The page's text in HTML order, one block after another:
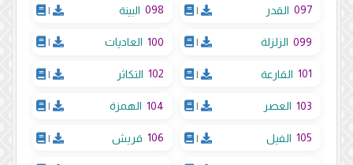
097 القدر |
098 البينة |
099 الزلزلة |
100 العاديات |
101 القارعة |
102 التكاثر |
103 العصر |
104 الهمزة |
105 الفيل |
106 قريش |